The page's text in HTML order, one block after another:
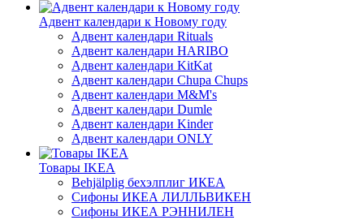
Адвент календари к Новому году
Адвент календари Rituals
Адвент календари HARIBO
Адвент календари KitKat
Адвент календари Chupa Chups
Адвент календари M&M's
Адвент календари Dumle
Адвент календари Kinder
Адвент календари ONLY
Товары IKEA
Behjälplig бехэлплиг ИКЕА
Сифоны ИКЕА ЛИЛЛЬВИКЕН
Сифоны ИКЕА РЭННИЛЕН